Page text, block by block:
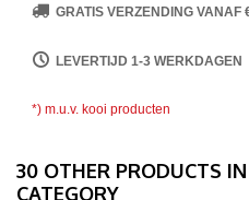
GRATIS VERZENDING VANAF
LEVERTIJD 1-3 WERKDAGEN
*) m.u.v. kooi producten
30 OTHER PRODUCTS
CATEGORY